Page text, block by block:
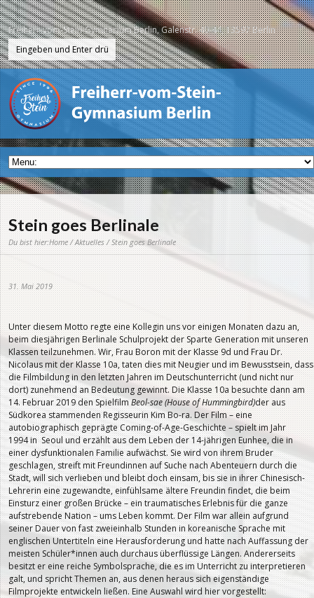
Freiherr-vom-Stein-Gymnasium Berlin, Galenstr. 40-44, 13597 Berlin
Stein goes Berlinale
Du bist hier:Home/Aktuelles/ Stein goes Berlinale
31. Mai 2019
Unter diesem Motto regte eine Kollegin uns vor einigen Monaten dazu an,
beim diesjährigen Berlinale Schulprojekt der Sparte Generation mit unseren
Klassen teilzunehmen. Wir, Frau Boron mit der Klasse 9d und Frau Dr.
Nicolaus mit der Klasse 10a, taten dies mit Neugier und im Bewusstsein, dass
die Filmbildung in den letzten Jahren im Deutschunterricht (und nicht nur
dort) zunehmend an Bedeutung gewinnt. Die Klasse 10a besuchte dann am
14. Februar 2019 den SpielfilmBeol-sae (House of Hummingbird)der aus
Südkorea stammenden Regisseurin Kim Bo-ra. Der Film – eine
autobiographisch geprägte Coming-of-Age-Geschichte – spielt im Jahr
1994 in Seoul und erzählt aus dem Leben der 14-jährigen Eunhee, die in
einer dysfunktionalen Familie aufwächst. Sie wird von ihrem Bruder
geschlagen, streift mit Freundinnen auf Suche nach Abenteuern durch die
Stadt, will sich verlieben und bleibt doch einsam, bis sie in ihrer Chinesisch-
Lehrerin eine zugewandte, einfühlsame ältere Freundin findet, die beim
Einsturz einer großen Brücke – ein traumatisches Erlebnis für die ganze
aufstrebende Nation – ums Leben kommt. Der Film war allein aufgrund
seiner Dauer von fast zweieinhalb Stunden in koreanische Sprache mit
englischen Untertiteln eine Herausforderung und hatte nach Auffassung der
meisten Schüler*innen auch durchaus überflüssige Längen. Andererseits
besitzt er eine reiche Symbolsprache, die es im Unterricht zu interpretieren
galt, und spricht Themen an, aus denen heraus sich eigenständige
Filmprojekte entwickeln ließen. Eine Auswahl wird hier vorgestellt: